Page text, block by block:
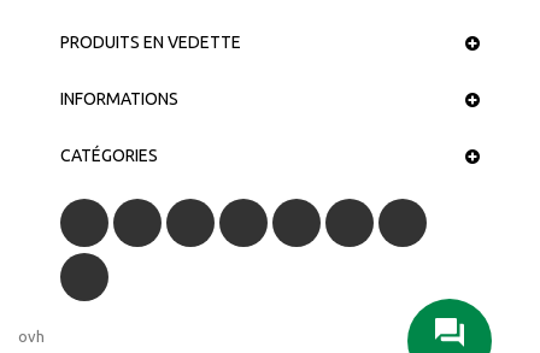
PRODUITS EN VEDETTE
INFORMATIONS
CATÉGORIES
ovh